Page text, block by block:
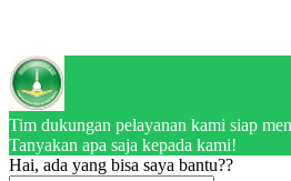
Tim dukungan pelayanan kami siap
Tanyakan apa saja kepada kami!
Hai, ada yang bisa saya bantu??